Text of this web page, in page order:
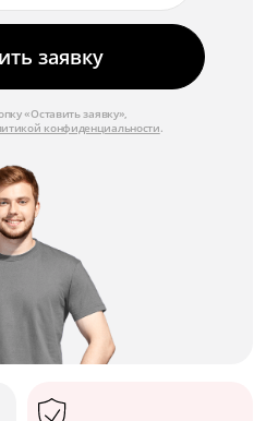
заявку
«Оставить заявку»,
конфиденциальности.